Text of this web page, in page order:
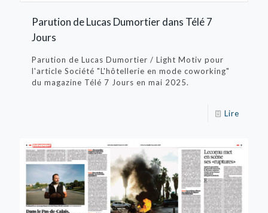
Parution de Lucas Dumortier dans Télé 7
Jours
Parution de Lucas Dumortier / Light Motiv pour
l'article Société "L'hôtellerie en mode coworking"
du magazine Télé 7 Jours en mai 2025.
Lire